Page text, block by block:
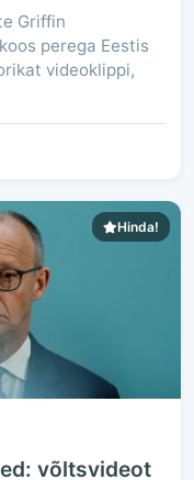
Griffin
perega Eestis
videoklippi,
Hinda!
võltsvideot